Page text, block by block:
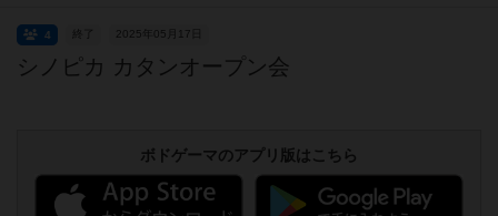
シノピカ カタンオープン会
終了 2025年05月17日
4
ボドゲーマのアプリ版はこちら